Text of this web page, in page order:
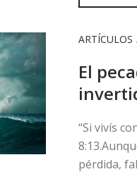
ARTÍCULOS
El
“Si vivís
pérdida,